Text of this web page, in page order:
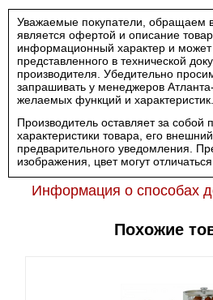
Уважаемые покупатели, обращаем
является офертой и описание
информационный характер и может
представленного в технической
производителя. Убедительно
запрашивать у менеджеров
желаемых функций и характеристик.
Производитель оставляет за собой
характеристики товара, его
предварительного уведомления.
изображения, цвет могут отличаться.
Информация о способах
Похожие